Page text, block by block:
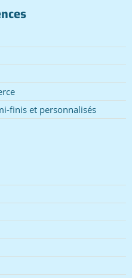
finis et personnalisés